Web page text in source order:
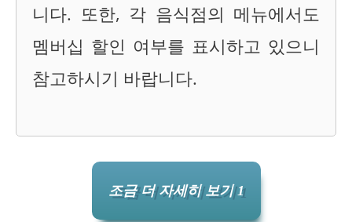
니다. 또한, 각 음식점의 메뉴에서도
멤버십 할인 여부를 표시하고 있으니
참고하시기 바랍니다.
조금 더 자세히 보기 1